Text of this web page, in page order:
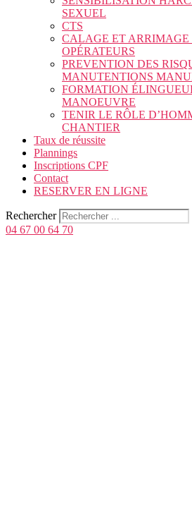
SEXUEL
CTS
CALAGE ET ARRIMAGE
OPÉRATEURS
PREVENTION DES
MANUTENTIONS
FORMATION
MANOEUVRE
TENIR LE RÔLE
CHANTIER
Taux de réussite
Plannings
Inscriptions CPF
Contact
RESERVER EN LIGNE
Rechercher
04 67 00 64 70